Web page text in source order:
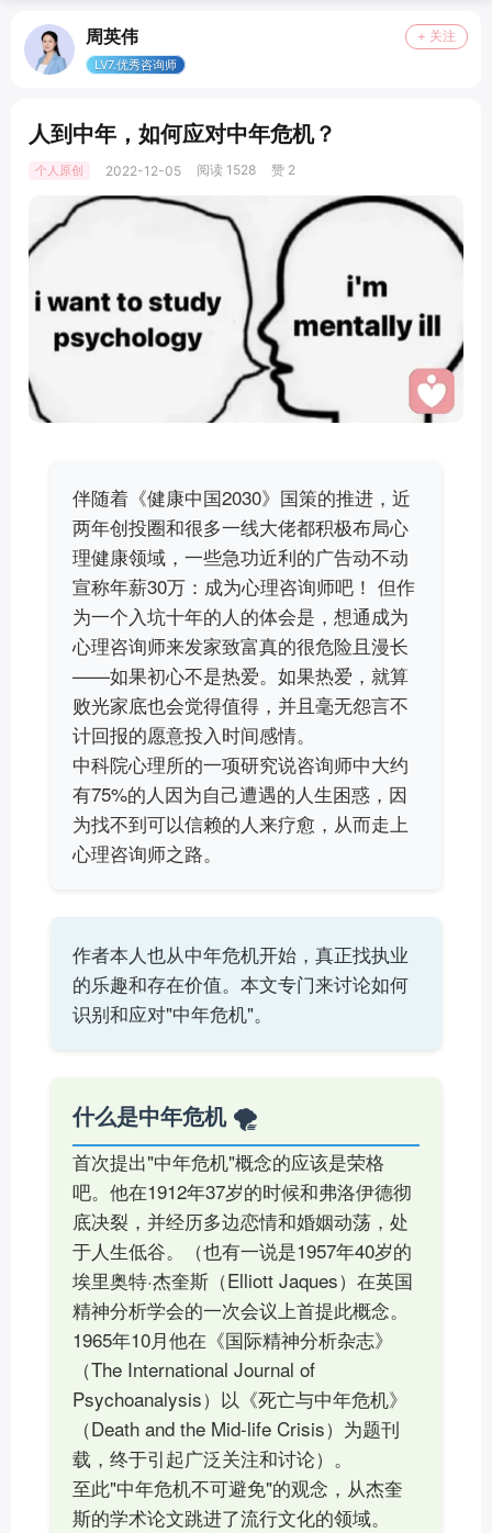
周英伟 + 关注
LV7.优秀咨询师
人到中年，如何应对中年危机？
个人原创 2022-12-05 阅读 1528 赞 2
伴随着《健康中国2030》国策的推进，近
两年创投圈和很多一线大佬都积极布局心
理健康领域，一些急功近利的广告动不动
宣称年薪30万：成为心理咨询师吧！ 但作
为一个入坑十年的人的体会是，想通成为
心理咨询师来发家致富真的很危险且漫长
——如果初心不是热爱。如果热爱，就算
败光家底也会觉得值得，并且毫无怨言不
计回报的愿意投入时间感情。
中科院心理所的一项研究说咨询师中大约
有75%的人因为自己遭遇的人生困惑，因
为找不到可以信赖的人来疗愈，从而走上
心理咨询师之路。
作者本人也从中年危机开始，真正找执业
的乐趣和存在价值。本文专门来讨论如何
识别和应对"中年危机"。
什么是中年危机 🌪️
首次提出"中年危机"概念的应该是荣格
吧。他在1912年37岁的时候和弗洛伊德彻
底决裂，并经历多边恋情和婚姻动荡，处
于人生低谷。（也有一说是1957年40岁的
埃里奥特·杰奎斯（Elliott Jaques）在英国
精神分析学会的一次会议上首提此概念。
1965年10月他在《国际精神分析杂志》
（The International Journal of
Psychoanalysis）以《死亡与中年危机》
（Death and the Mid-life Crisis）为题刊
载，终于引起广泛关注和讨论）。
至此"中年危机不可避免"的观念，从杰奎
斯的学术论文跳进了流行文化的领域。